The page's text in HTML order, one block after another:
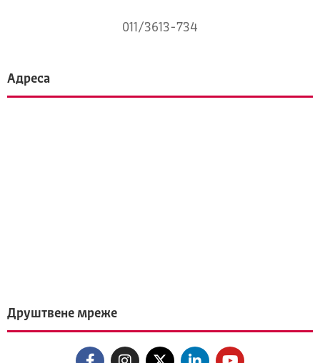
011/3613-734
Адреса
Друштвене мреже